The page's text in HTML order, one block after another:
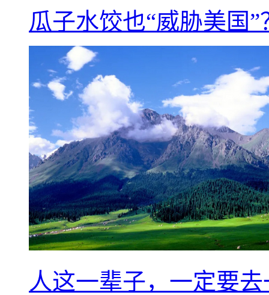
瓜子水饺也“威胁美国”
人这一辈子，一定要